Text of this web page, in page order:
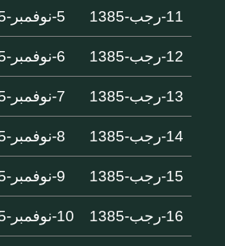
11-رجب-1385 5-نوفمبر-1965
12-رجب-1385 6-نوفمبر-1965
13-رجب-1385 7-نوفمبر-1965
14-رجب-1385 8-نوفمبر-1965
15-رجب-1385 9-نوفمبر-1965
16-رجب-1385 10-نوفمبر-1965